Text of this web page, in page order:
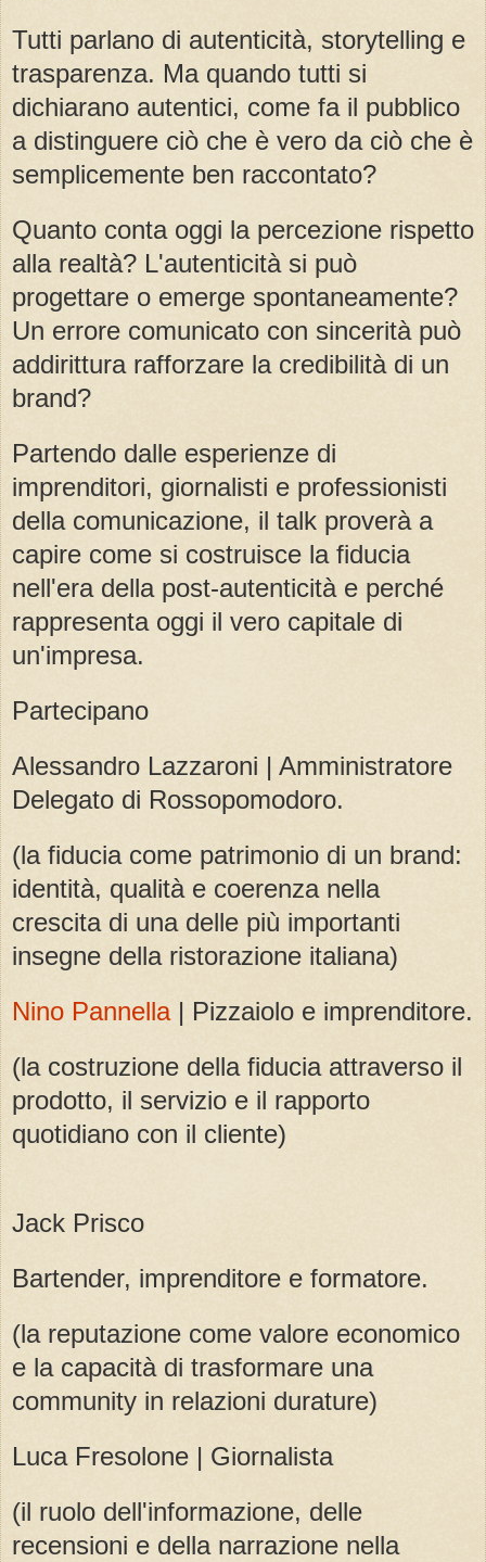
Tutti parlano di autenticità, storytelling e
trasparenza. Ma quando tutti si
dichiarano autentici, come fa il pubblico
a distinguere ciò che è vero da ciò che è
semplicemente ben raccontato?
Quanto conta oggi la percezione rispetto
alla realtà? L'autenticità si può
progettare o emerge spontaneamente?
Un errore comunicato con sincerità può
addirittura rafforzare la credibilità di un
brand?
Partendo dalle esperienze di
imprenditori, giornalisti e professionisti
della comunicazione, il talk proverà a
capire come si costruisce la fiducia
nell'era della post-autenticità e perché
rappresenta oggi il vero capitale di
un'impresa.
Partecipano
Alessandro Lazzaroni | Amministratore
Delegato di Rossopomodoro.
(la fiducia come patrimonio di un brand:
identità, qualità e coerenza nella
crescita di una delle più importanti
insegne della ristorazione italiana)
Nino Pannella| Pizzaiolo e imprenditore.
(la costruzione della fiducia attraverso il
prodotto, il servizio e il rapporto
quotidiano con il cliente)
Jack Prisco
Bartender, imprenditore e formatore.
(la reputazione come valore economico
e la capacità di trasformare una
community in relazioni durature)
Luca Fresolone | Giornalista
(il ruolo dell'informazione, delle
recensioni e della narrazione nella